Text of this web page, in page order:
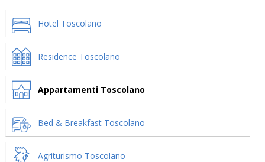
Hotel Toscolano
Residence Toscolano
Appartamenti Toscolano
Bed & Breakfast Toscolano
Agriturismo Toscolano